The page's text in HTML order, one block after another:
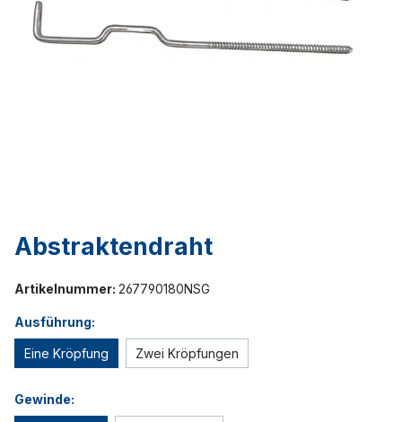
Abstraktendraht
Artikelnummer: 267790180NSG
Ausführung:
Eine Kröpfung Zwei Kröpfungen
Gewinde: